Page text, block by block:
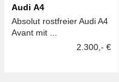
Audi A4
Absolut rostfreier Audi A4
Avant mit ...
2.300,- €